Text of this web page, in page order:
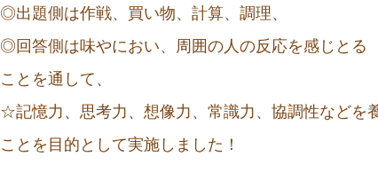
◎出題側は作戦、買い物、計算、調理、
◎回答側は味やにおい、周囲の人の反応を感じとる
ことを通して、
☆記憶力、思考力、想像力、常識力、協調性などを
ことを目的として実施しました！